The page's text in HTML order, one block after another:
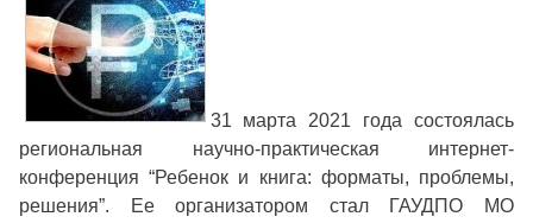
31 марта 2021 года состоялась
региональная научно-практическая интернет-
конференция “Ребенок и книга: форматы, проблемы,
решения”. Ее организатором стал ГАУДПО МО